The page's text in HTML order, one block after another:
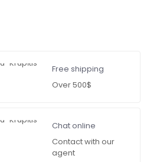
Free shipping
Over 500$
Chat online
Contact with our
agent